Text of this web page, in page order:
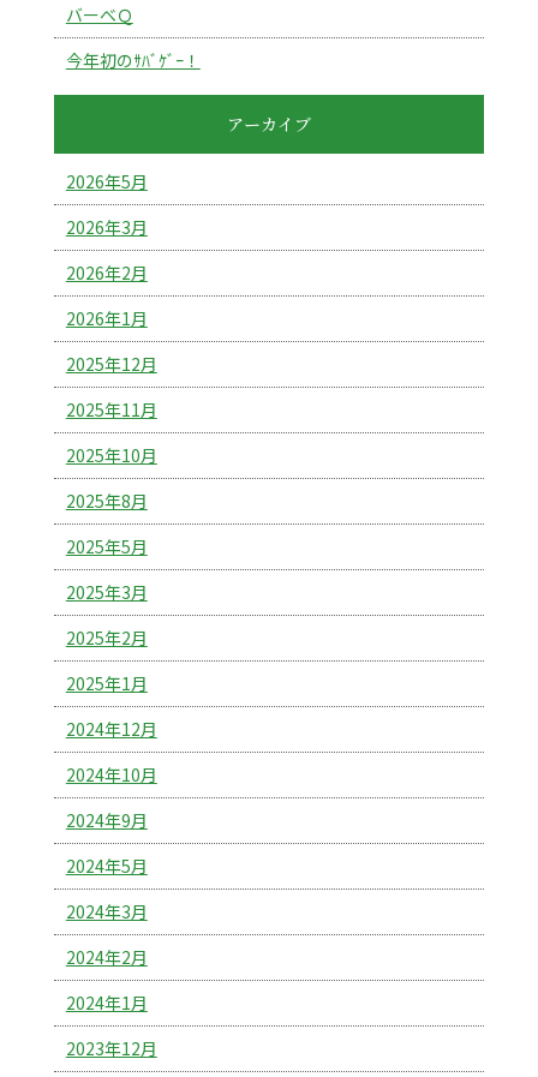
バーべＱ
今年初のｻﾊﾞｹﾞｰ！
アーカイブ
2026年5月
2026年3月
2026年2月
2026年1月
2025年12月
2025年11月
2025年10月
2025年8月
2025年5月
2025年3月
2025年2月
2025年1月
2024年12月
2024年10月
2024年9月
2024年5月
2024年3月
2024年2月
2024年1月
2023年12月